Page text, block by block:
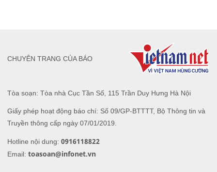
Tòa soạn: Tòa nhà Cục Tần Số, 115 Trần Duy Hưng Hà Nội
Giấy phép hoạt động báo chí: Số 09/GP-BTTTT, Bộ Thông tin và
Truyền thông cấp ngày 07/01/2019.
Hotline nội dung: 0916118822
Email: toasoan@infonet.vn
CHUYÊN TRANG CỦA BÁO